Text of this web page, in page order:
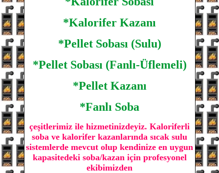
*Kalorifer Kazanı
*Pellet Sobası (Sulu)
*Pellet Sobası (Fanlı-Üflemeli)
*Pellet Kazanı
*Fanlı Soba
çeşitlerimiz ile hizmetinizdeyiz. Kaloriferli
soba ve kalorifer kazanlarında sıcak sulu
sistemlerde mevcut olup kendinize en uygun
kapasitedeki soba/kazan için profesyonel
ekibimizden